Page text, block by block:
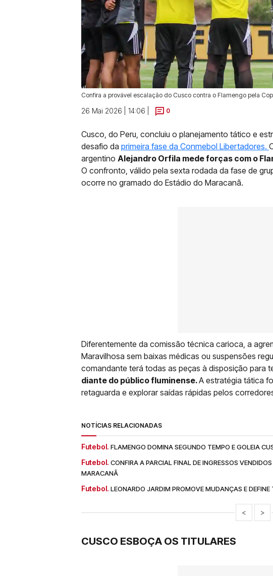
Confira a provável escalação do Cusco contra o Flamengo pela
26 Mai 2026 | 14:06 | 0
Cusco, do Peru, concluiu o planejamento tático e
desafio da primeira fase da Conmebol Libertadores.
argentino Alejandro Orfila mede forças com o
O confronto, válido pela sexta rodada da fase de
ocorre no gramado do Estádio do Maracanã.
Diferentemente da comissão técnica carioca, a
Maravilhosa sem baixas médicas ou suspensões
comandante terá todas as peças à disposição para
diante do público fluminense.A estratégia tática
retaguarda e explorar saídas rápidas pelos
NOTÍCIAS RELACIONADAS
Futebol. FLAMENGO DOMINA SEGUNDO TEMPO E GOLEIA
Futebol. CONFIRA A PARCIAL FINAL DE INGRESSOS
MARACANÃ
Futebol. LEONARDO JARDIM PROMOVE MUDANÇAS E DEFINE
< >
CUSCO ESBOÇA OS TITULARES